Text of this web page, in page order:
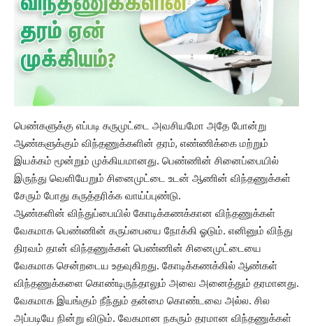
பெண்களுக்கு எப்படி கருமுட்டை அவசியமோ அதே போன்று
ஆண்களுக்கும் விந்தணுக்களின் தரம், எண்ணிக்கை மற்றும்
இயக்கம் மூன்றும் முக்கியமானது. பெண்ணின் சினைப்பையில்
இருந்து வெளியேறும் சினைமுட்டை உடன் ஆணின் விந்தணுக்கள்
சேரும் போது கருத்தரிக்க வாய்ப்புண்டு.
ஆண்களின் விந்துப்பையில் கோடிக்கணக்கான விந்தணுக்கள்
வேகமாக பெண்ணின் கருப்பையை நோக்கி ஓடும். எனினும் விந்து
திரவம் தான் விந்தணுக்கள் பெண்ணின் சினைமுட்டையை
வேகமாக சென்றடைய உதவுகிறது. கோடிக்கணக்கில் ஆண்கள்
விந்தணுக்களை கொண்டிருந்தாலும் அவை அனைத்தும் தரமானது.
வேகமாக இயங்கும் நீந்தும் தன்மை கொண்டவை அல்ல. சில
அப்படியே நின்று விடும். வேகமான நகரும் தரமான விந்தணுக்கள்